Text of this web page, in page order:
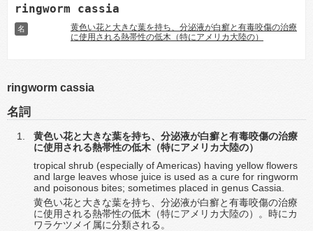
ringworm cassia
名
黄色い花と大きな葉を持ち、分泌液が白癬と有毒咬傷の治療
に使用される熱帯性の低木（特にアメリカ大陸の）
ringworm cassia
名詞
黄色い花と大きな葉を持ち、分泌液が白癬と有毒咬傷の治療
に使用される熱帯性の低木（特にアメリカ大陸の）
tropical shrub (especially of Americas) having yellow flowers
and large leaves whose juice is used as a cure for ringworm
and poisonous bites; sometimes placed in genus Cassia.
黄色い花と大きな葉を持ち、分泌液が白癬と有毒咬傷の治療
に使用される熱帯性の低木（特にアメリカ大陸の）。時にカ
ワラケツメイ属に分類される。